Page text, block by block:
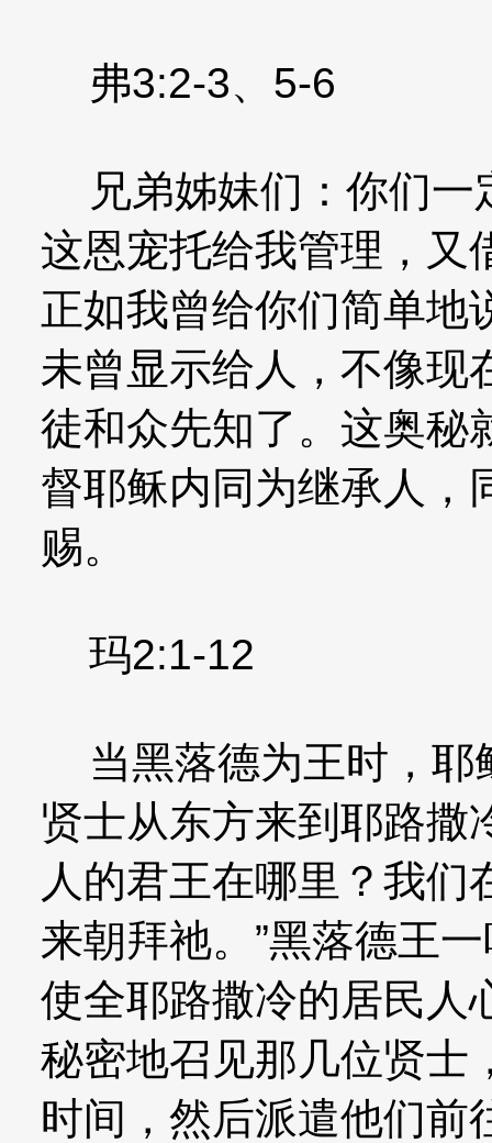
弗3:2-3、5-6
兄弟姊妹们：你们一
这恩宠托给我管理，又
正如我曾给你们简单地
未曾显示给人，不像现
徒和众先知了。这奥秘
督耶稣内同为继承人，
赐。
玛2:1-12
当黑落德为王时，耶
贤士从东方来到耶路撒
人的君王在哪里？我
来朝拜祂。”黑落德王
使全耶路撒冷的居民
秘密地召见那几位贤士
时间，然后派遣他们前